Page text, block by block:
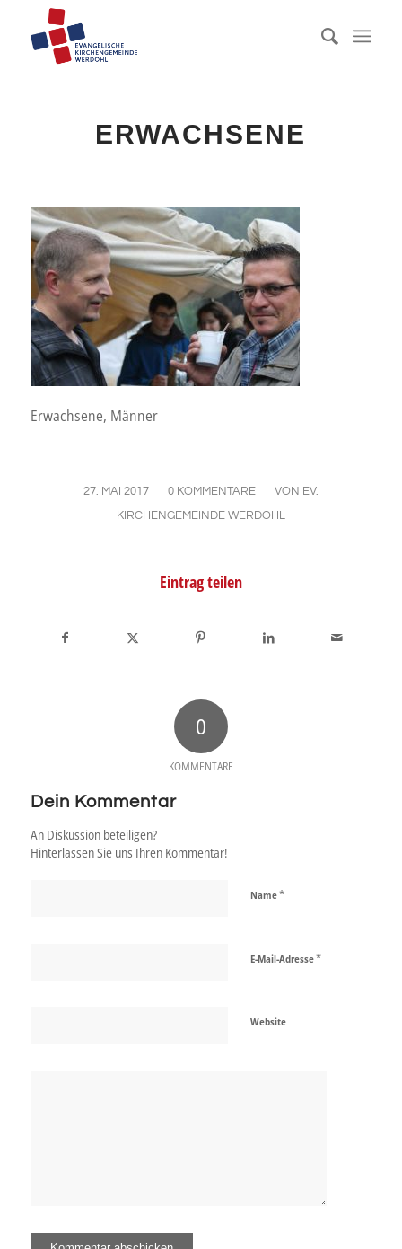
ERWACHSENE
Erwachsene, Männer
27. MAI 2017
/ 0 KOMMENTARE
/ VON EV.
KIRCHENGEMEINDE WERDOHL
Eintrag teilen
0
KOMMENTARE
Dein Kommentar
An Diskussion beteiligen?
Hinterlassen Sie uns Ihren Kommentar!
Name*
E-Mail-Adresse*
Website